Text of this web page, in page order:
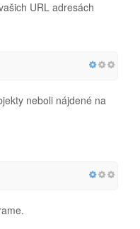
URL adresách
neboli nájdené na